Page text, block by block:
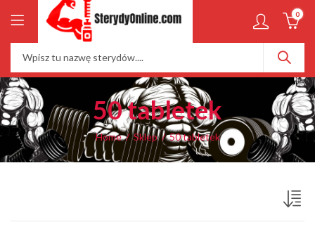
0
50 tabletek
Home Sklep 50 tabletek